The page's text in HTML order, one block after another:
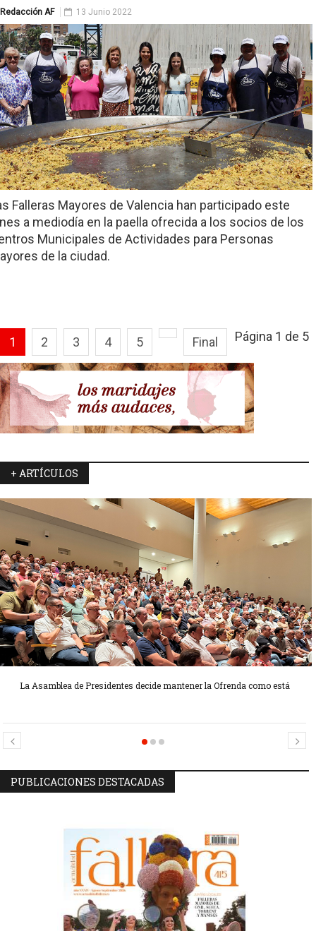
Redacción AF 13 Junio 2022
Falleras Mayores de Valencia han participado este
a mediodía en la paella ofrecida a los socios de los
Municipales de Actividades para Personas
de la ciudad.
1 2 3 4 5 Final Página 1 de 5
+ ARTÍCULOS
La Asamblea de Presidentes decide mantener la Ofrenda como está
Candidatas Preseleccionadas por el sector Olivereta
Candidatas Preseleccionadas por el sector Sector La Seu-La Xerea-El
PUBLICACIONES DESTACADAS